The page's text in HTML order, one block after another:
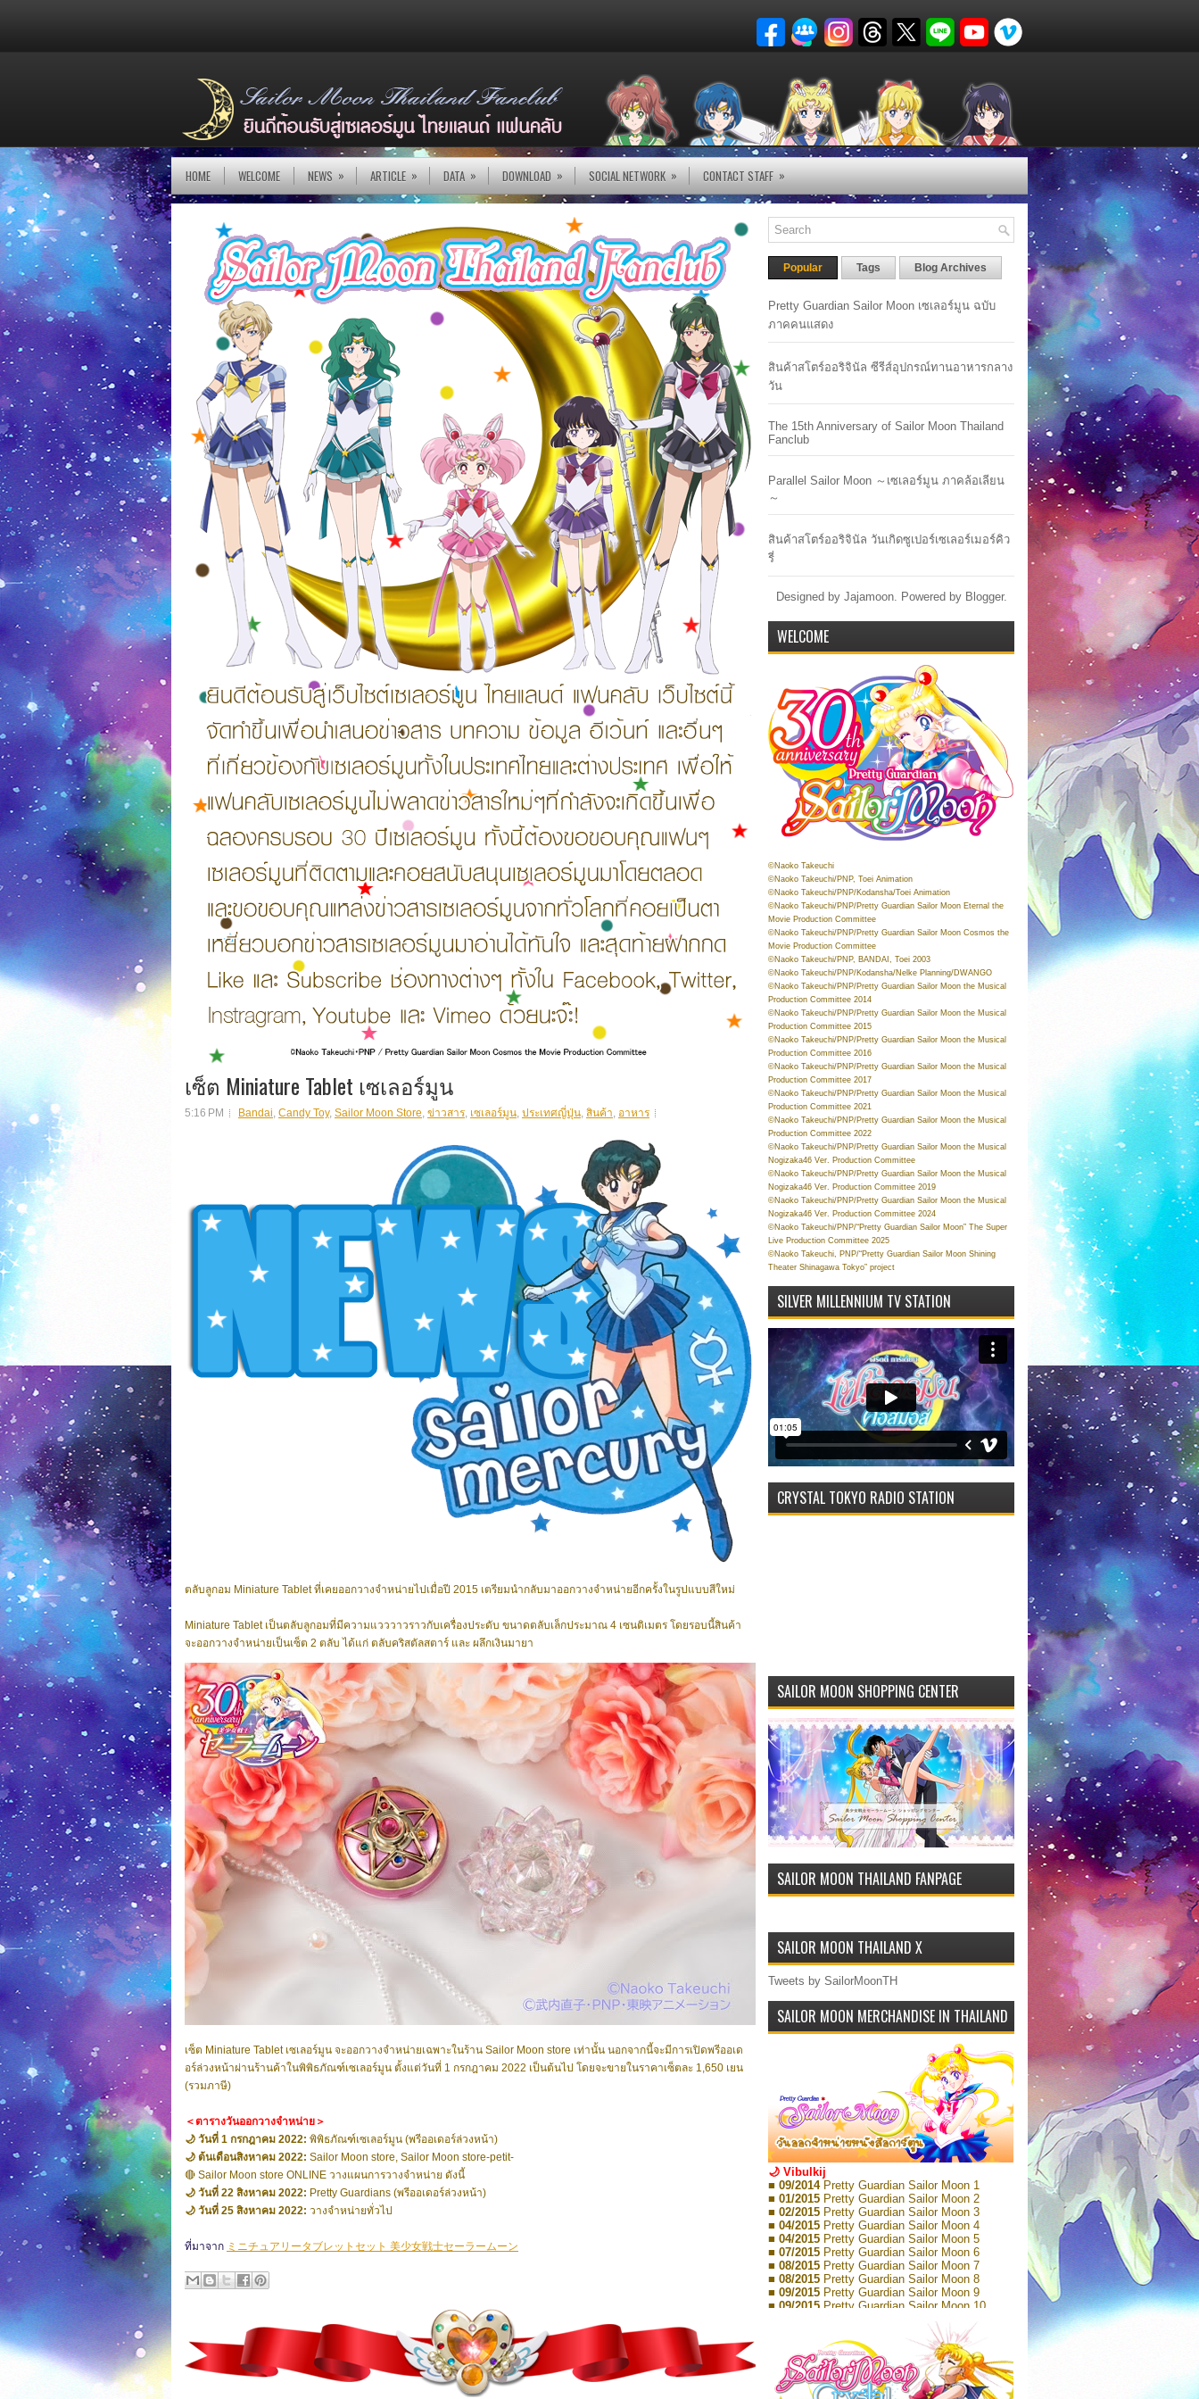
HOME WELCOME NEWS » ARTICLE » DATA » DOWNLOAD » SOCIAL NETWORK » CONTACT STAFF »
เซ็ต Miniature Tablet เซเลอร์มูน
5:16 PM Bandai, Candy Toy, Sailor Moon Store, ข่าวสาร, เซเลอร์มูน, ประเทศญี่ปุ่น, สินค้า, อาหาร
ตลับลูกอม Miniature Tablet ที่เคยออกวางจำหน่ายไปเมื่อปี 2015 เตรียมนำกลับมาออกวางจำหน่ายอีกครั้งในรูปแบบสีใหม่
Miniature Tablet เป็นตลับลูกอมที่มีความแวววาวราวกับเครื่องประดับ ขนาดตลับเล็กประมาณ 4 เซนติเมตร โดยรอบนี้สินค้า
จะออกวางจำหน่ายเป็นเซ็ต 2 ตลับ ได้แก่ ตลับคริสตัลสตาร์ และ ผลึกเงินมายา
เซ็ต Miniature Tablet เซเลอร์มูน จะออกวางจำหน่ายเฉพาะในร้าน Sailor Moon store เท่านั้น นอกจากนี้จะมีการเปิดพรีออเด
อร์ล่วงหน้าผ่านร้านค้าในพิพิธภัณฑ์เซเลอร์มูน ตั้งแต่วันที่ 1 กรกฎาคม 2022 เป็นต้นไป โดยจะขายในราคาเซ็ตละ 1,650 เยน
(รวมภาษี)
＜ตารางวันออกวางจำหน่าย＞
🌙 วันที่ 1 กรกฎาคม 2022: พิพิธภัณฑ์เซเลอร์มูน (พรีออเดอร์ล่วงหน้า)
🌙 ต้นเดือนสิงหาคม 2022: Sailor Moon store, Sailor Moon store-petit-
🔴 Sailor Moon store ONLINE วางแผนการวางจำหน่าย ดังนี้
🌙 วันที่ 22 สิงหาคม 2022: Pretty Guardians (พรีออเดอร์ล่วงหน้า)
🌙 วันที่ 25 สิงหาคม 2022: วางจำหน่ายทั่วไป
ที่มาจาก ミニチュアリータブレットセット 美少女戦士セーラームーン
Popular Tags Blog Archives
Pretty Guardian Sailor Moon เซเลอร์มูน ฉบับ
ภาคคนแสดง
สินค้าสโตร์ออริจินัล ซีรีส์อุปกรณ์ทานอาหารกลาง
วัน
The 15th Anniversary of Sailor Moon Thailand
Fanclub
Parallel Sailor Moon ～เซเลอร์มูน ภาคล้อเลียน
～
สินค้าสโตร์ออริจินัล วันเกิดซูเปอร์เซเลอร์เมอร์คิว
รี่
Designed by Jajamoon. Powered by Blogger.
WELCOME
©Naoko Takeuchi
©Naoko Takeuchi/PNP, Toei Animation
©Naoko Takeuchi/PNP/Kodansha/Toei Animation
©Naoko Takeuchi/PNP/Pretty Guardian Sailor Moon Eternal the
Movie Production Committee
©Naoko Takeuchi/PNP/Pretty Guardian Sailor Moon Cosmos the
Movie Production Committee
©Naoko Takeuchi/PNP, BANDAI, Toei 2003
©Naoko Takeuchi/PNP/Kodansha/Nelke Planning/DWANGO
©Naoko Takeuchi/PNP/Pretty Guardian Sailor Moon the Musical
Production Committee 2014
©Naoko Takeuchi/PNP/Pretty Guardian Sailor Moon the Musical
Production Committee 2015
©Naoko Takeuchi/PNP/Pretty Guardian Sailor Moon the Musical
Production Committee 2016
©Naoko Takeuchi/PNP/Pretty Guardian Sailor Moon the Musical
Production Committee 2017
©Naoko Takeuchi/PNP/Pretty Guardian Sailor Moon the Musical
Production Committee 2021
©Naoko Takeuchi/PNP/Pretty Guardian Sailor Moon the Musical
Production Committee 2022
©Naoko Takeuchi/PNP/Pretty Guardian Sailor Moon the Musical
Nogizaka46 Ver. Production Committee
©Naoko Takeuchi/PNP/Pretty Guardian Sailor Moon the Musical
Nogizaka46 Ver. Production Committee 2019
©Naoko Takeuchi/PNP/Pretty Guardian Sailor Moon the Musical
Nogizaka46 Ver. Production Committee 2024
©Naoko Takeuchi/PNP/“Pretty Guardian Sailor Moon” The Super
Live Production Committee 2025
©Naoko Takeuchi, PNP/“Pretty Guardian Sailor Moon Shining
Theater Shinagawa Tokyo” project
SILVER MILLENNIUM TV STATION
CRYSTAL TOKYO RADIO STATION
SAILOR MOON SHOPPING CENTER
SAILOR MOON THAILAND FANPAGE
SAILOR MOON THAILAND X
Tweets by SailorMoonTH
SAILOR MOON MERCHANDISE IN THAILAND
🌙 Vibulkij
■ 09/2014 Pretty Guardian Sailor Moon 1
■ 01/2015 Pretty Guardian Sailor Moon 2
■ 02/2015 Pretty Guardian Sailor Moon 3
■ 04/2015 Pretty Guardian Sailor Moon 4
■ 04/2015 Pretty Guardian Sailor Moon 5
■ 07/2015 Pretty Guardian Sailor Moon 6
■ 08/2015 Pretty Guardian Sailor Moon 7
■ 08/2015 Pretty Guardian Sailor Moon 8
■ 09/2015 Pretty Guardian Sailor Moon 9
■ 09/2015 Pretty Guardian Sailor Moon 10
Pretty Guardian Sailor Moon 11
Pretty Guardian Sailor Moon 12
Pretty Guardian Sailor Moon Short
Stories 1
■ 09/2018Pretty Guardian Sailor Moon Short
Stories 2